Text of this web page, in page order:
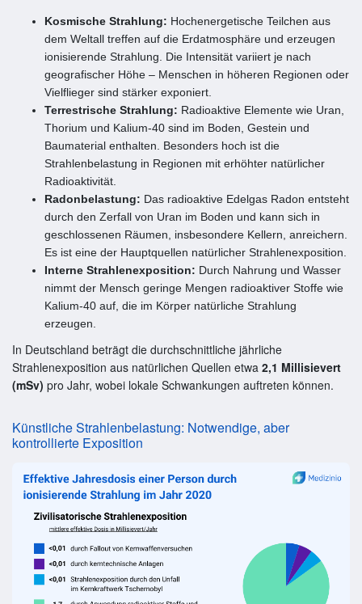
Kosmische Strahlung: Hochenergetische Teilchen aus
dem Weltall treffen auf die Erdatmosphäre und erzeugen
ionisierende Strahlung. Die Intensität variiert je nach
geografischer Höhe – Menschen in höheren Regionen oder
Vielflieger sind stärker exponiert.
Terrestrische Strahlung: Radioaktive Elemente wie Uran,
Thorium und Kalium-40 sind im Boden, Gestein und
Baumaterial enthalten. Besonders hoch ist die
Strahlenbelastung in Regionen mit erhöhter natürlicher
Radioaktivität.
Radonbelastung: Das radioaktive Edelgas Radon entsteht
durch den Zerfall von Uran im Boden und kann sich in
geschlossenen Räumen, insbesondere Kellern, anreichern.
Es ist eine der Hauptquellen natürlicher Strahlenexposition.
Interne Strahlenexposition: Durch Nahrung und Wasser
nimmt der Mensch geringe Mengen radioaktiver Stoffe wie
Kalium-40 auf, die im Körper natürliche Strahlung
erzeugen.
In Deutschland beträgt die durchschnittliche jährliche
Strahlenexposition aus natürlichen Quellen etwa 2,1 Millisievert
(mSv) pro Jahr, wobei lokale Schwankungen auftreten können.
Künstliche Strahlenbelastung: Notwendige, aber
kontrollierte Exposition